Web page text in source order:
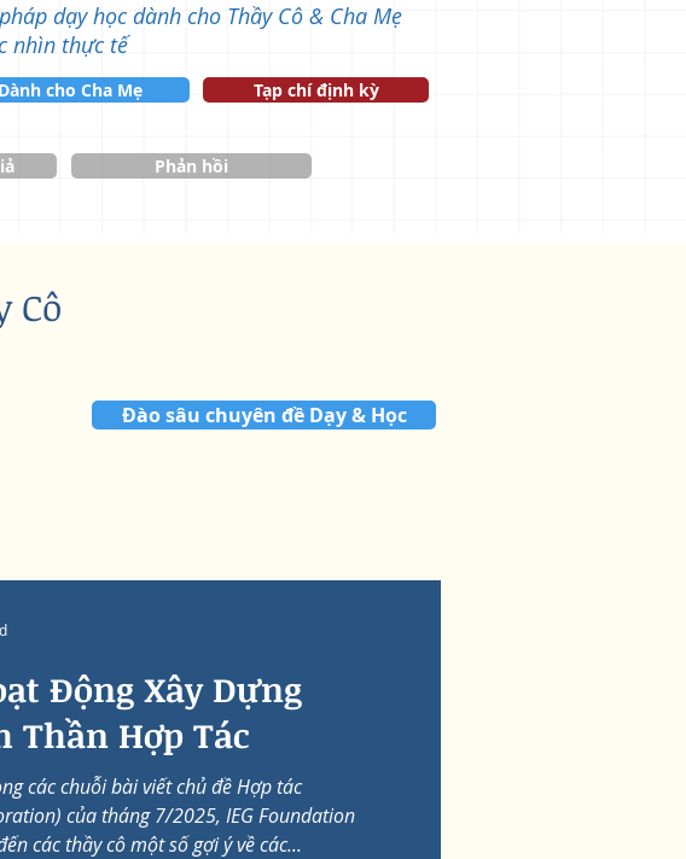
dạy học dành cho Thầy Cô & Cha Mẹ
nhìn thực tế
Dành cho Cha Mẹ Tạp chí định kỳ
Phản hồi
Cô
Đào sâu chuyên đề Dạy & Học
Động Xây Dựng
Thần Hợp Tác
các chuỗi bài viết chủ đề Hợp tác
của tháng 7/2025, IEG Foundation
các thầy cô một số gợi ý về các...